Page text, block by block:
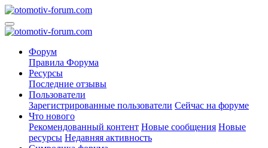
Форум
Правила Форума
Ресурсы
Последние отзывы
Пользователи
Зарегистрированные пользователи Сейчас на форуме
Что нового
Рекомендованный контент Новые сообщения Новые
ресурсы Недавняя активность